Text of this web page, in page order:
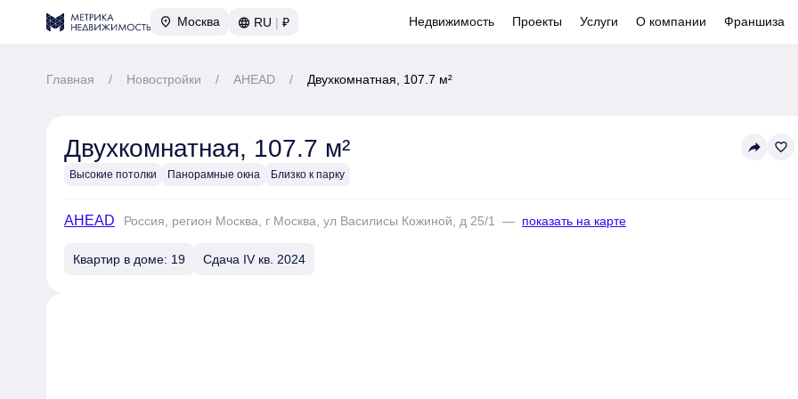
Москва RU | ₽ Недвижимость Проекты Услуги О компании Франшиза
Главная / Новостройки / AHEAD / Двухкомнатная, 107.7 м²
Двухкомнатная, 107.7 м²
Высокие потолки Панорамные окна Близко к парку
reply favorite_border
AHEAD Россия, регион Москва, г Москва, ул Василисы Кожиной, д 25/1 — показать на карте
Квартир в доме: 19 Сдача IV кв. 2024